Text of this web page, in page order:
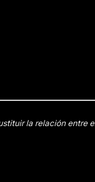
la relación entre